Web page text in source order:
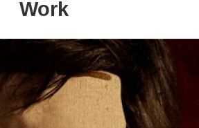
Work